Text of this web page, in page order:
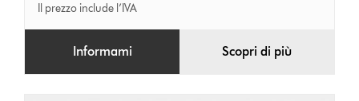
Il prezzo include l’IVA
Informami Scopri di più